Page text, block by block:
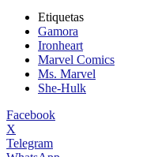
Etiquetas
Gamora
Ironheart
Marvel Comics
Ms. Marvel
She-Hulk
Facebook
X
Telegram